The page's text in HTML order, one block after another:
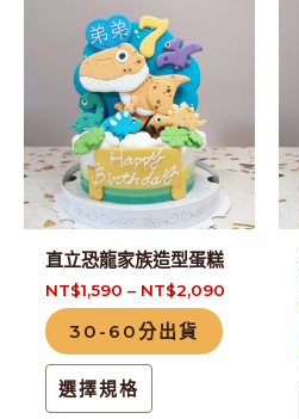
選
項
直立恐龍家族造型蛋糕
NT$1,590 – NT$2,090
30-60分出貨
選擇規格
此
產
品
有
多
種
款
可
在
產
品